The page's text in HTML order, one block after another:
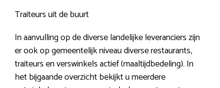
Traiteurs uit de buurt
In aanvulling op de diverse landelijke leveranciers zijn
er ook op gemeentelijk niveau diverse restaurants,
traiteurs en verswinkels actief (maaltijdbedeling). In
het bijgaande overzicht bekijkt u meerdere